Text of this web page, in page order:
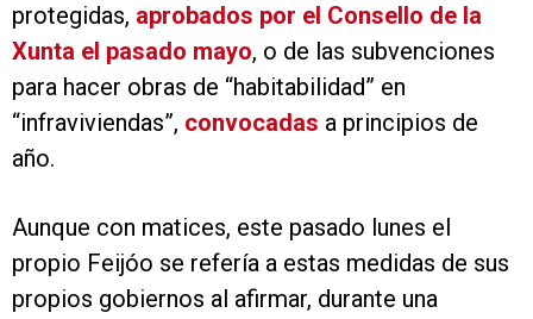
protegidas, aprobados por el Consello de la
Xunta el pasado mayo, o de las subvenciones
para hacer obras de “habitabilidad” en
“infraviviendas”, convocadas a principios de
año.
Aunque con matices, este pasado lunes el
propio Feijóo se refería a estas medidas de sus
propios gobiernos al afirmar, durante una